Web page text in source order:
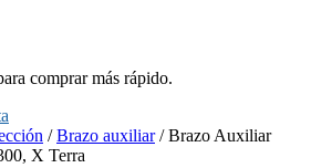
comprar más rápido.
/Brazo auxiliar/Brazo Auxiliar
X Terra